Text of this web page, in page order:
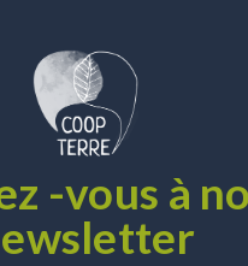
-vous à